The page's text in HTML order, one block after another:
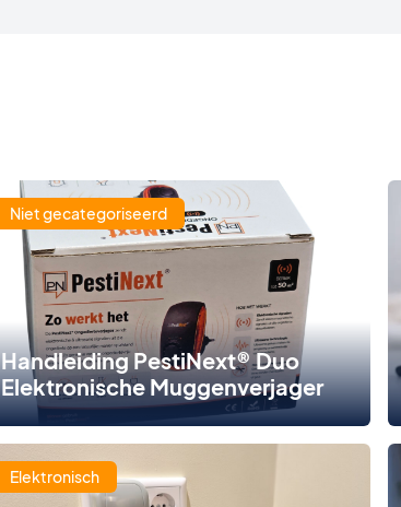
Niet gecategoriseerd
Handleiding PestiNext® Duo
Elektronische Muggenverjager
Elektronisch